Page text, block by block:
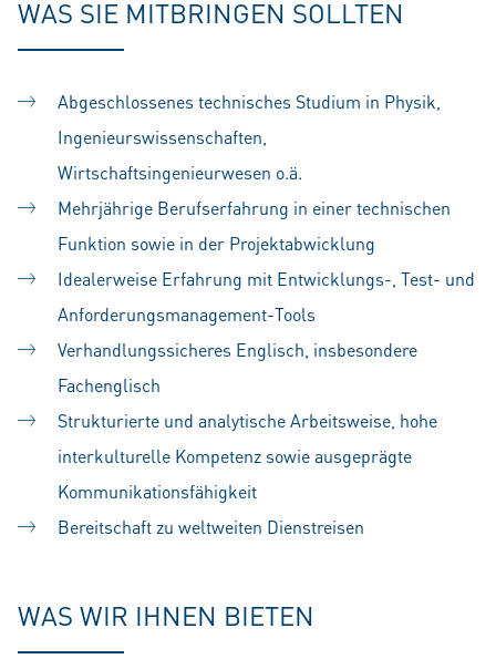
WAS SIE MITBRINGEN SOLLTEN
Abgeschlossenes technisches Studium in Physik,
Ingenieurswissenschaften,
Wirtschaftsingenieurwesen o.ä.
Mehrjährige Berufserfahrung in einer technischen
Funktion sowie in der Projektabwicklung
Idealerweise Erfahrung mit Entwicklungs-, Test- und
Anforderungsmanagement-Tools
Verhandlungssicheres Englisch, insbesondere
Fachenglisch
Strukturierte und analytische Arbeitsweise, hohe
interkulturelle Kompetenz sowie ausgeprägte
Kommunikationsfähigkeit
Bereitschaft zu weltweiten Dienstreisen
WAS WIR IHNEN BIETEN